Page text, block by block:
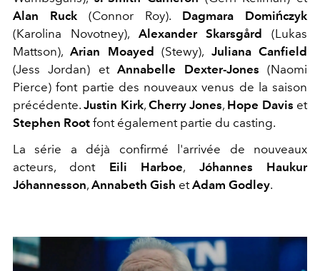
Alan Ruck (Connor Roy). Dagmara Domińczyk
(Karolina Novotney), Alexander Skarsgård (Lukas
Mattson),Arian Moayed (Stewy), Juliana Canfield
(Jess Jordan) etAnnabelle Dexter-Jones (Naomi
Pierce) font partie des nouveaux venus de la saison
précédente.Justin Kirk, Cherry Jones, Hope Davis et
Stephen Root font également partie du casting.
La série a déjà confirmé l'arrivée de nouveaux
acteurs, dont Eili Harboe, Jóhannes Haukur
Jóhannesson, Annabeth Gish etAdam Godley.